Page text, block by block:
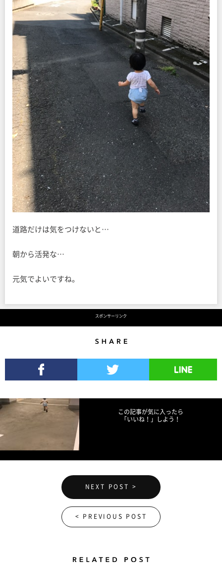
道路だけは気をつけないと…
朝から活発な…
元気でよいですね。
スポンサーリンク
この記事が気に入ったら
「いいね！」しよう！
NEXT POST >
< PREVIOUS POST